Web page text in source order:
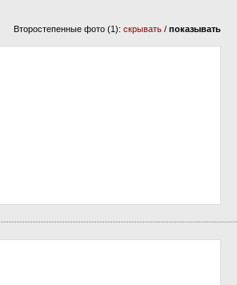
Второстепенные фото (1): скрывать / показывать